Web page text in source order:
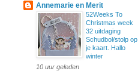
Annemarie en Merit
52Weeks To
Christmas week
32 uitdaging
Schudbol/stolp op
je kaart. Hallo
winter
10 uur geleden